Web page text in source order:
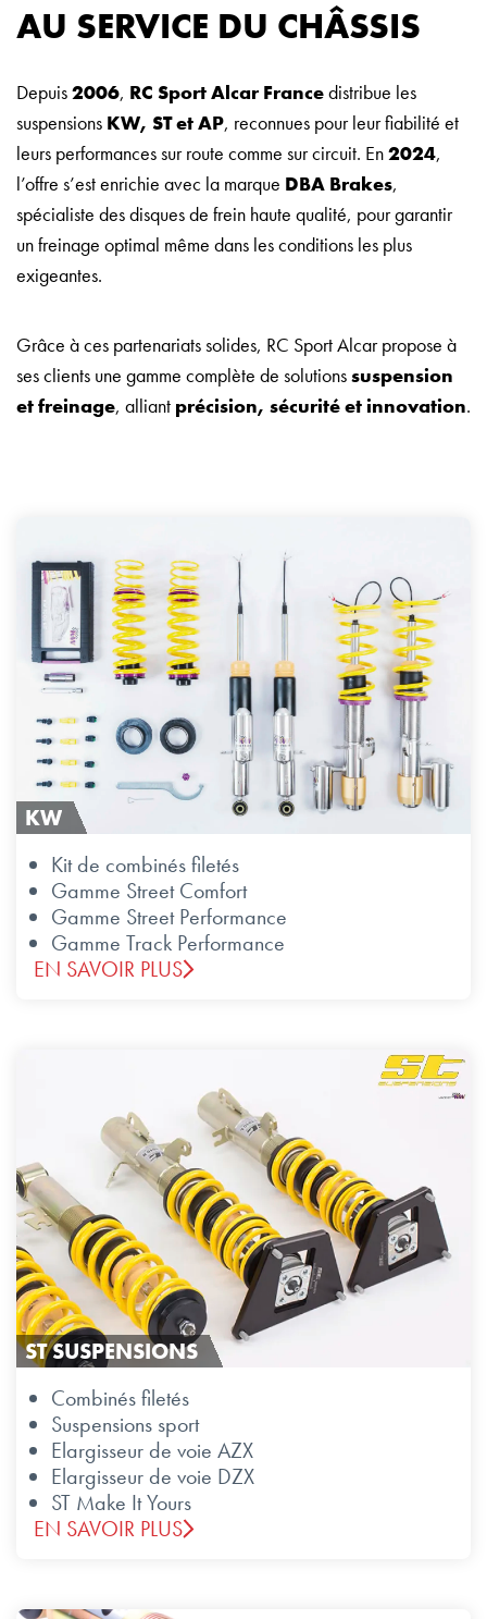
AU SERVICE DU CHÂSSIS
Depuis2006, RC Sport Alcar Francedistribue les
suspensions KW, ST et AP, reconnues pour leur fiabilité et
leurs performances sur route comme sur circuit. En2024,
l’offre s’est enrichie avec la marque DBA Brakes,
spécialiste des disques de frein haute qualité, pour garantir
un freinage optimal même dans les conditions les plus
exigeantes.
Grâce à ces partenariats solides, RC Sport Alcar propose à
ses clients une gamme complète de solutionssuspension
et freinage, alliant précision, sécurité et innovation.
KW
Kit de combinés filetés
Gamme Street Comfort
Gamme Street Performance
Gamme Track Performance
EN SAVOIR PLUS
ST SUSPENSIONS
Combinés filetés
Suspensions sport
Elargisseur de voie AZX
Elargisseur de voie DZX
ST Make It Yours
EN SAVOIR PLUS